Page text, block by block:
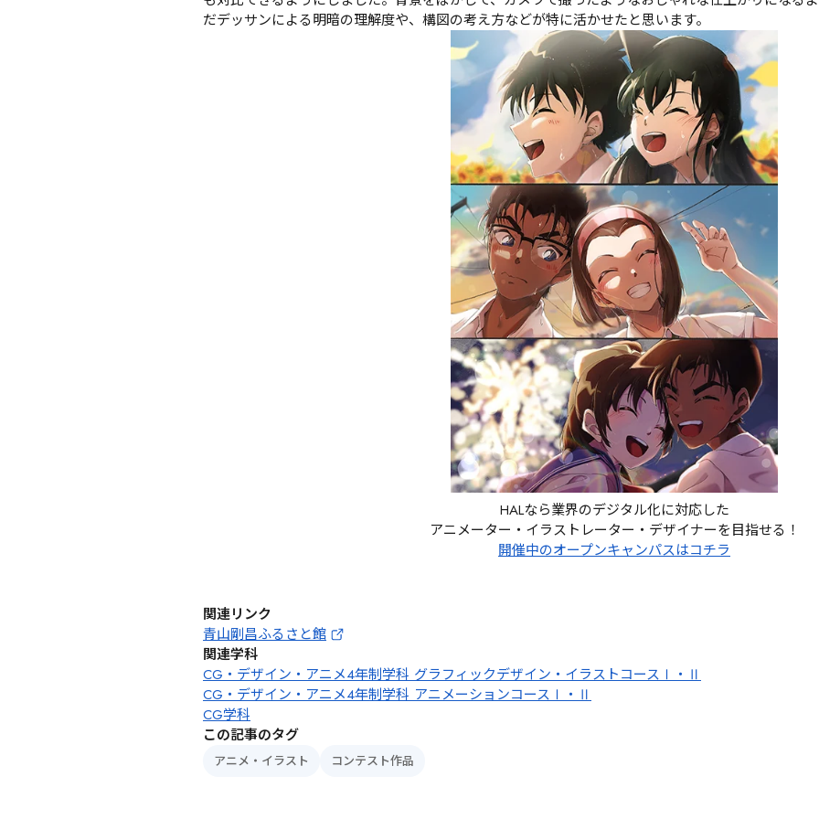
だデッサンによる明暗の理解度や、構図の考え方などが特に活かせたと思います。
HALなら業界のデジタル化に対応した
アニメーター・イラストレーター・デザイナーを目指せる！
開催中のオープンキャンパスはコチラ
関連リンク
青山剛昌ふるさと館
関連学科
CG・デザイン・アニメ4年制学科 グラフィックデザイン・イラストコースⅠ・Ⅱ
CG・デザイン・アニメ4年制学科 アニメーションコースⅠ・Ⅱ
CG学科
この記事のタグ
アニメ・イラスト コンテスト作品